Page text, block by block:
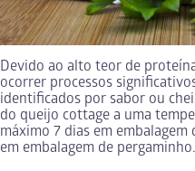
Devido ao alto teor de
ocorrer processos
identificados por sabor ou
do queijo cottage a uma
máximo 7 dias em
em embalagem de pergaminho.